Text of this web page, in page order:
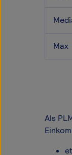
Max
Als